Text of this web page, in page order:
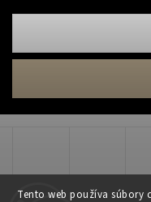
Tento web používa súbory